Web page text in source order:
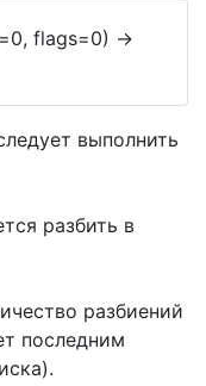
flags=0) ->
выполнить
разбить в
разбиений
последним